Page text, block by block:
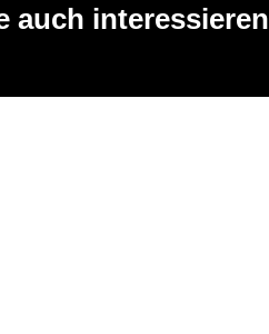
auch interessieren